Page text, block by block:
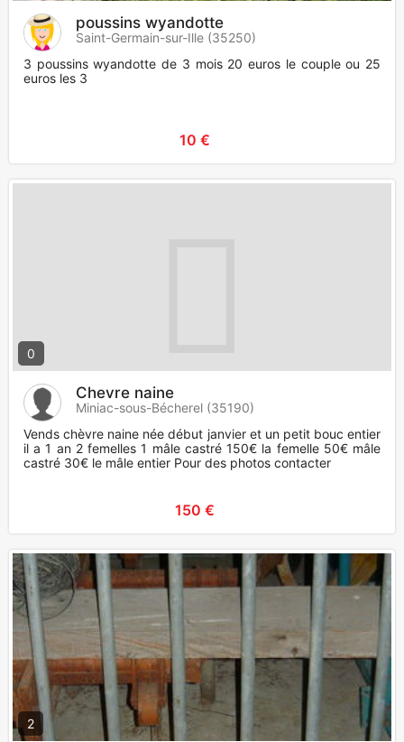
poussins wyandotte
Saint-Germain-sur-Ille (35250)
3 poussins wyandotte de 3 mois 20 euros le couple ou 25
euros les 3
10 €
0
Chevre naine
Miniac-sous-Bécherel (35190)
Vends chèvre naine née début janvier et un petit bouc entier
il a 1 an 2 femelles 1 mâle castré 150€ la femelle 50€ mâle
castré 30€ le mâle entier Pour des photos contacter
150 €
2